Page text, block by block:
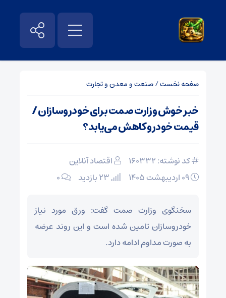
صفحه نخست/صنعت و معدن و تجارت
خبر خوش وزارت صمت برای خودروسازان /
قیمت خودرو کاهش می‌یابد؟
کد نوشته: 160332
اقتصاد آنلاین
۰
سخنگوی وزارت صمت گفت: ورق مورد نیاز
خودروسازان تامین شده است و این روند عرضه
به صورت مداوم ادامه دارد.